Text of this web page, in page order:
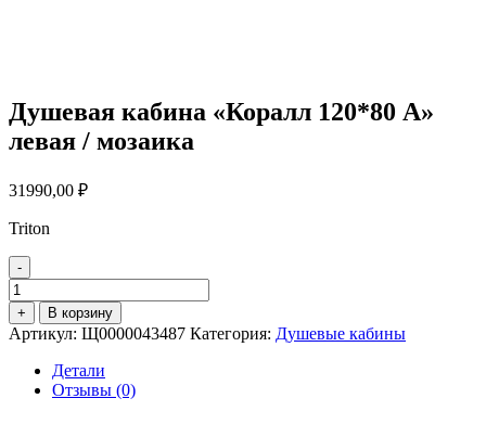
Душевая кабина «Коралл 120*80 А»
левая / мозаика
31990,00 ₽
Triton
-
Количество
товара
Душевая
кабина
"Коралл
120*80
+ В корзину
Артикул: Щ0000043487 Категория: Душевые кабины
Детали
Отзывы (0)